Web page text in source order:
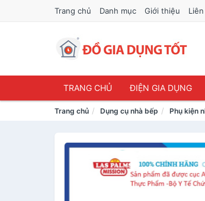
Trang chủ Danh mục Giới thiệu
TRANG CHỦ ĐIỆN GIA DỤNG
Trang chủ Dụng cụ nhà bếp Phụ kiện